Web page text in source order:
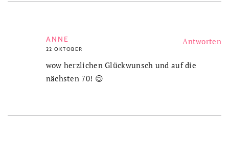
ANNE
22 OKTOBER
wow herzlichen Glückwunsch und auf die
nächsten 70! 😉
Antworten